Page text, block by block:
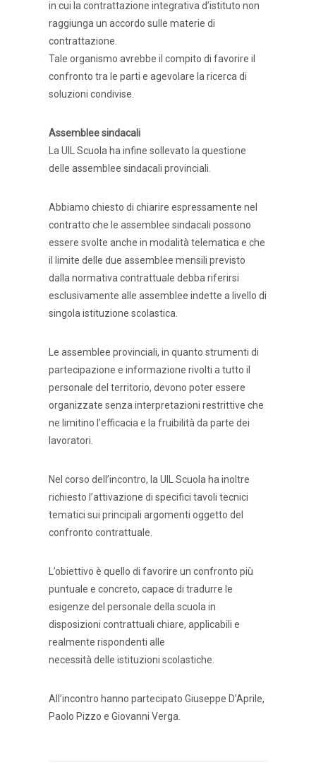
in cui la contrattazione integrativa d’istituto non
raggiunga un accordo sulle materie di
contrattazione.
Tale organismo avrebbe il compito di favorire il
confronto tra le parti e agevolare la ricerca di
soluzioni condivise.
Assemblee sindacali
La UIL Scuola ha infine sollevato la questione
delle assemblee sindacali provinciali.
Abbiamo chiesto di chiarire espressamente nel
contratto che le assemblee sindacali possono
essere svolte anche in modalità telematica e che
il limite delle due assemblee mensili previsto
dalla normativa contrattuale debba riferirsi
esclusivamente alle assemblee indette a livello di
singola istituzione scolastica.
Le assemblee provinciali, in quanto strumenti di
partecipazione e informazione rivolti a tutto il
personale del territorio, devono poter essere
organizzate senza interpretazioni restrittive che
ne limitino l’efficacia e la fruibilità da parte dei
lavoratori.
Nel corso dell’incontro, la UIL Scuola ha inoltre
richiesto l’attivazione di specifici tavoli tecnici
tematici sui principali argomenti oggetto del
confronto contrattuale.
L’obiettivo è quello di favorire un confronto più
puntuale e concreto, capace di tradurre le
esigenze del personale della scuola in
disposizioni contrattuali chiare, applicabili e
realmente rispondenti alle
necessità delle istituzioni scolastiche.
All’incontro hanno partecipato Giuseppe D’Aprile,
Paolo Pizzo e Giovanni Verga.